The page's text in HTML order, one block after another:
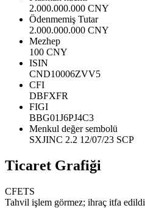
2.000.000.000 CNY
Ödenmemiş Tutar
2.000.000.000 CNY
Mezhep
100 CNY
ISIN
CND10006ZVV5
CFI
DBFXFR
FIGI
BBG01J6PJ4C3
Menkul değer sembolü
SXJINC 2.2 12/07/23 SCP
Ticaret Grafiği
CFETS
Tahvil işlem görmez; ihraç itfa edildi